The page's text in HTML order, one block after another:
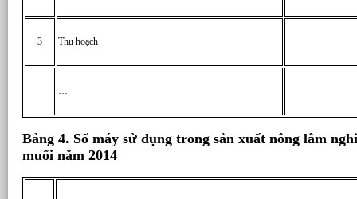
3 Thu hoạch
…
Bảng 4. Số máy sử dụng trong sản xuất nông lâm
muối năm 2014